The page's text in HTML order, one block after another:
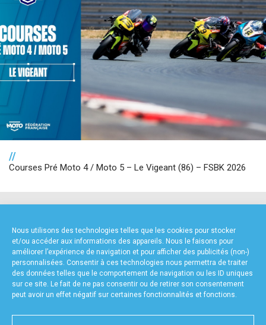
Nous utilisons des technologies telles que les cookies pour stocker
et/ou accéder aux informations des appareils. Nous le faisons pour
améliorer l’expérience de navigation et pour afficher des publicités (non-)
personnalisées. Consentir à ces technologies nous permettra de traiter
des données telles que le comportement de navigation ou les ID uniques
sur ce site. Le fait de ne pas consentir ou de retirer son consentement
peut avoir un effet négatif sur certaines fonctionnalités et fonctions.
//
Courses Pré Moto 4 / Moto 5 – Le Vigeant (86) – FSBK 2026